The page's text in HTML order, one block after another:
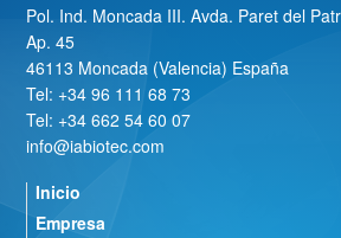
Pol. Ind. Moncada III. Avda. Paret del
Ap. 45
46113 Moncada (Valencia) España
Tel: +34 96 111 68 73
Tel: +34 662 54 60 07
info@iabiotec.com
Inicio
Empresa